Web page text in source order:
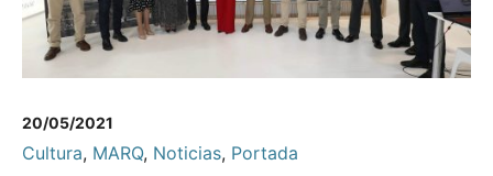
20/05/2021
Cultura, MARQ, Noticias, Portada